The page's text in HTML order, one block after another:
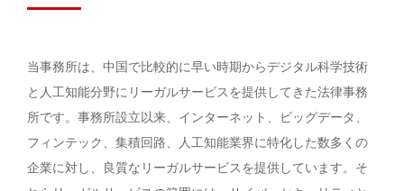
当事務所は、中国で比較的に早い時期からデジタル科学技術
と人工知能分野にリーガルサービスを提供してきた法律事務
所です。事務所設立以来、インターネット、ビッグデータ、
フィンテック、集積回路、人工知能業界に特化した数多くの
企業に対し、良質なリーガルサービスを提供しています。そ